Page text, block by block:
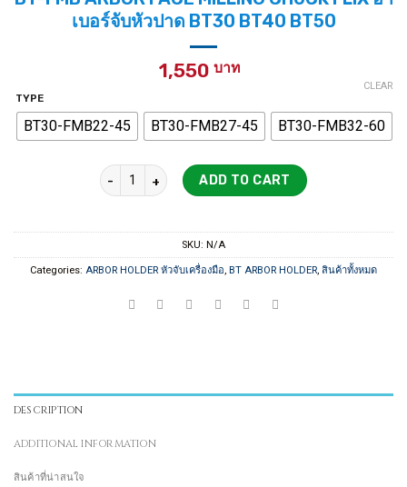
เบอร์จับหัวปาด BT30 BT40 BT50
1,550
TYPE
BT30-FMB22-45 BT30-FMB27-45 BT30-FMB32-60
CLEAR
BT-FMB ARBOR FACE MILLING CHUCK FLIX อาเบอ
ADD TO CART
SKU: N/A
Categories: ARBOR HOLDER หัวจับเครื่องมือ,BT ARBOR HOLDER,สินค้าทั้งหมด
DESCRIPTION
ADDITIONAL INFORMATION
สินค้าที่น่าสนใจ